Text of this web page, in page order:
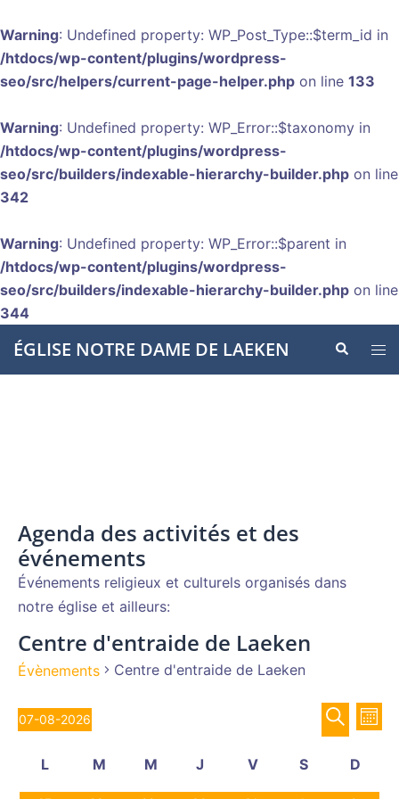
Warning: Undefined property: WP_Post_Type::$term_id in
/htdocs/wp-content/plugins/wordpress-
seo/src/helpers/current-page-helper.php on line 133
Warning: Undefined property: WP_Error::$taxonomy in
/htdocs/wp-content/plugins/wordpress-
seo/src/builders/indexable-hierarchy-builder.php on line
342
Warning: Undefined property: WP_Error::$parent in
/htdocs/wp-content/plugins/wordpress-
seo/src/builders/indexable-hierarchy-builder.php on line
344
Aller
auÉGLISE NOTRE DAME DE LAEKEN
le
Agenda des activités et des
événements
Événements religieux et culturels organisés dans
notre église et ailleurs:
Centre d'entraide de Laeken
Évènements Centre d'entraide de Laeken
Évènements
et
de
de
MOIS
07-08-2026
date.
Calendrier
de
L
lundi
M
mardi
M
mercredi
J
jeudi
V
vendredi
S
samedi
D